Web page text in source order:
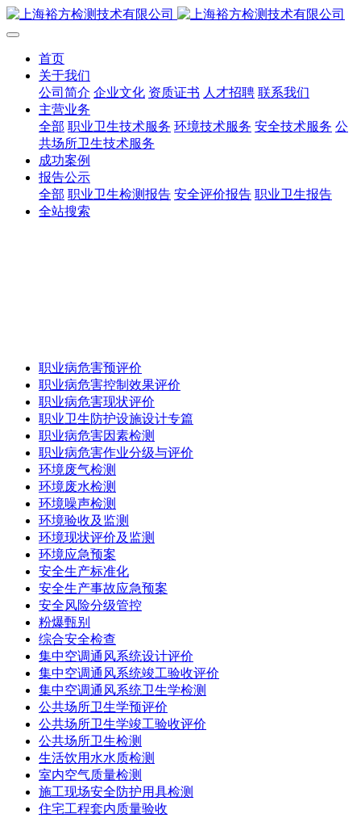
首页
关于我们
公司简介 企业文化 资质证书 人才招聘 联系我们
主营业务
全部 职业卫生技术服务 环境技术服务 安全技术服务 公
共场所卫生技术服务
成功案例
报告公示
全部 职业卫生检测报告 安全评价报告 职业卫生报告
全站搜索
职业病危害预评价
职业病危害控制效果评价
职业病危害现状评价
职业卫生防护设施设计专篇
职业病危害因素检测
职业病危害作业分级与评价
环境废气检测
环境废水检测
环境噪声检测
环境验收及监测
环境现状评价及监测
环境应急预案
安全生产标准化
安全生产事故应急预案
安全风险分级管控
粉爆甄别
综合安全检查
集中空调通风系统设计评价
集中空调通风系统竣工验收评价
集中空调通风系统卫生学检测
公共场所卫生学预评价
公共场所卫生学竣工验收评价
公共场所卫生检测
生活饮用水水质检测
室内空气质量检测
施工现场安全防护用具检测
住宅工程套内质量验收